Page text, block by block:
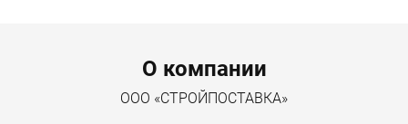
Menu footerО компании
ООО «СТРОЙПОСТАВКА»